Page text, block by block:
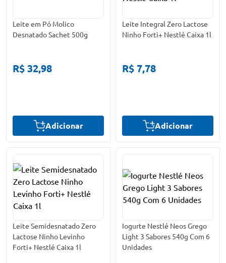
Leite em Pó Molico
Desnatado Sachet 500g
R$ 32,98
Adicionar
Leite Integral Zero Lactose
Ninho Forti+ Nestlé Caixa 1l
R$ 7,78
Adicionar
Leite Semidesnatado Zero
Lactose Ninho Levinho
Forti+ Nestlé Caixa 1l
Iogurte Nestlé Neos Grego
Light 3 Sabores 540g Com 6
Unidades